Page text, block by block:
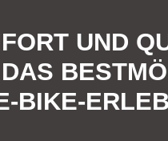
UND
BIKE-